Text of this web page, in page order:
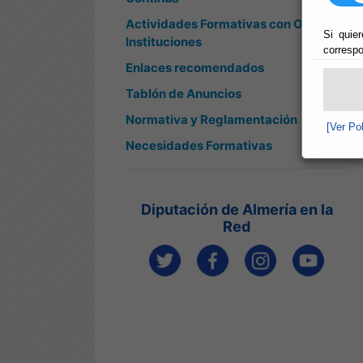
Si
[Ver
Actividades Formativas con Otras
Instituciones
Enlaces recomendados
Tablón de Anuncios
Normativa y Reglamentación
Necesidades Formativas
Diputación de Almería en la
Red